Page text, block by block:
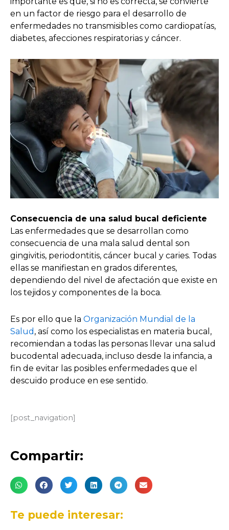
en un factor de riesgo para el desarrollo de
enfermedades no transmisibles como cardiopatías,
diabetes, afecciones respiratorias y cáncer.
Consecuencia de una salud bucal deficiente
Las enfermedades que se desarrollan como
consecuencia de una mala salud dental son
gingivitis, periodontitis, cáncer bucal y caries. Todas
ellas se manifiestan en grados diferentes,
dependiendo del nivel de afectación que existe en
los tejidos y componentes de la boca.
Es por ello que la Organización Mundial de la
Salud , así como los especialistas en materia bucal,
recomiendan a todas las personas llevar una salud
bucodental adecuada, incluso desde la infancia, a
fin de evitar las posibles enfermedades que el
descuido produce en ese sentido.
[post_navigation]
Compartir:
Te puede interesar: